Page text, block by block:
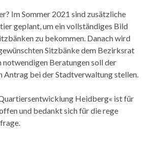
Im Sommer 2021 sind zusätzliche
geplant, um ein vollständiges Bild
zu bekommen. Danach wird
Sitzbänke dem Bezirksrat
notwendigen Beratungen soll der
Antrag bei der Stadtverwaltung stellen.
Heidberg« ist für
und bedankt sich für die rege